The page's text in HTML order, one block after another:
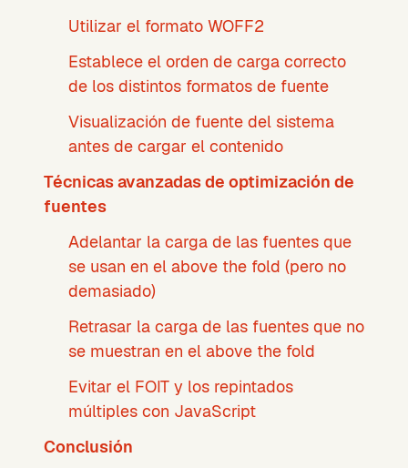
Utilizar el formato WOFF2
Establece el orden de carga correcto
de los distintos formatos de fuente
Visualización de fuente del sistema
antes de cargar el contenido
Técnicas avanzadas de optimización de
fuentes
Adelantar la carga de las fuentes que
se usan en el above the fold (pero no
demasiado)
Retrasar la carga de las fuentes que no
se muestran en el above the fold
Evitar el FOIT y los repintados
múltiples con JavaScript
Conclusión